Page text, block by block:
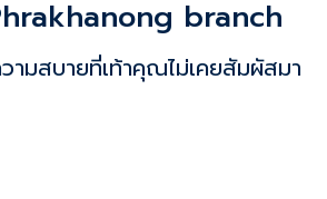
branch
ามสบายที่เท้าคุณไม่เคยสัมผัสมา